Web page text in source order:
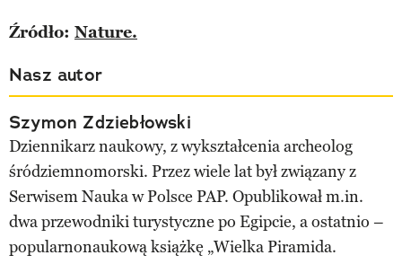
Źródło: Nature.
Nasz autor
Szymon Zdziebłowski
Dziennikarz naukowy, z wykształcenia archeolog
śródziemnomorski. Przez wiele lat był związany z
Serwisem Nauka w Polsce PAP. Opublikował m.in.
dwa przewodniki turystyczne po Egipcie, a ostatnio –
popularnonaukową książkę „Wielka Piramida.